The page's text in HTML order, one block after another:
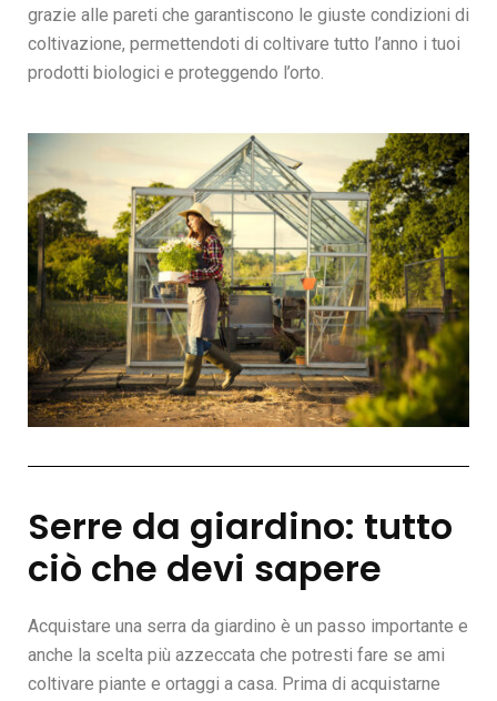
grazie alle pareti che garantiscono le giuste condizioni di
coltivazione, permettendoti di coltivare tutto l’anno i tuoi
prodotti biologici e proteggendo l’orto.
Serre da giardino: tutto
ciò che devi sapere
Acquistare una serra da giardino è un passo importante e
anche la scelta più azzeccata che potresti fare se ami
coltivare piante e ortaggi a casa. Prima di acquistarne